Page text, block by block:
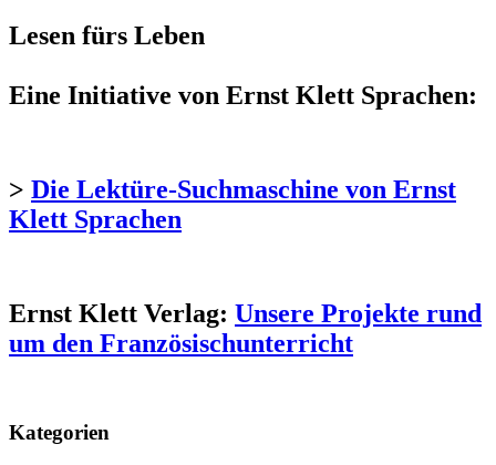
Lesen fürs Leben
Eine Initiative von Ernst Klett Sprachen:
> Die Lektüre-Suchmaschine von Ernst
Klett Sprachen
Ernst Klett Verlag: Unsere Projekte rund
um den Französischunterricht
Kategorien